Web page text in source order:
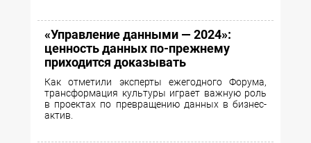
«Управление данными — 2024»:
ценность данных по-прежнему
приходится доказывать
Как отметили эксперты ежегодного Форума,
трансформация культуры играет важную роль
в проектах по превращению данных в бизнес-
актив.